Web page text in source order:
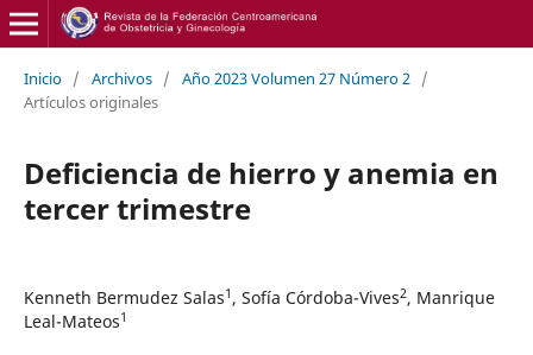
Inicio / Archivos / Año 2023 Volumen 27 Número 2 /
Artículos originales
Deficiencia de hierro y anemia en
tercer trimestre
Kenneth Bermudez Salas1 , Sofía Córdoba-Vives2, Manrique
Leal-Mateos1